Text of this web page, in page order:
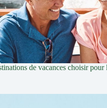
de vacances choisir pour